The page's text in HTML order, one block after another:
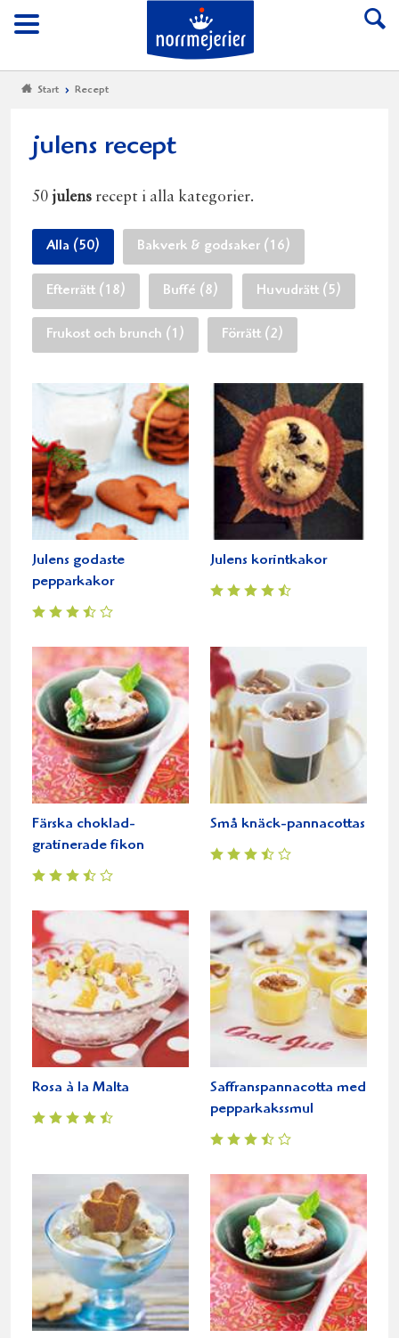
Meny
Till Norrmejerier
Start Recept
julens recept
50 julens recept i alla kategorier.
Alla (50) Bakverk & godsaker (16)
Efterrätt (18) Buffé (8) Huvudrätt (5)
Frukost och brunch (1) Förrätt (2)
Julens godaste
pepparkakor
Julens korintkakor
Färska choklad-
gratinerade fikon
Små knäck-pannacottas
Rosa à la Malta
Saffranspannacotta med
pepparkakssmul